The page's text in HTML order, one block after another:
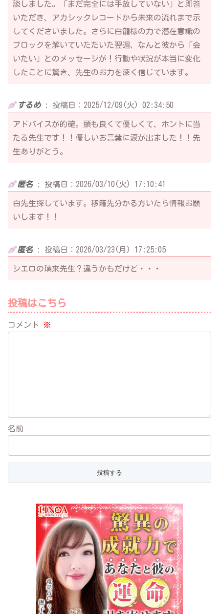
談しました。「まだ完全には手放していない」と即答
いただき、アカシックレコードから未来の流れまで示
してくださいました。さらに白龍様の力で潜在意識の
ブロックを解いていただいた翌週、なんと彼から「会
いたい」とのメッセージが！行動や状況が本当に変化
したことに驚き、先生のお力を深く信じています。
するめ: 投稿日：2025/12/09(火) 02:34:50
アドバイスが的確。頭も良くて優しくて、ホントに当
たる先生です！！優しいお言葉に涙が出ました！！先
生ありがとう。
匿名: 投稿日：2026/03/10(火) 17:10:41
白先生探しています。移籍先分かる方いたら情報お願
いします！！
匿名: 投稿日：2026/03/23(月) 17:25:05
シエロの璃来先生？違うかもだけど・・・
投稿はこちら
コメント ※
名前